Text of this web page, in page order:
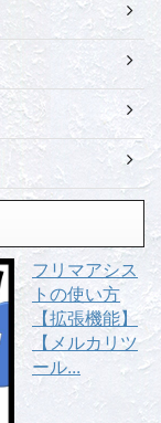
フリマアシス
トの使い方
【拡張機能】
【メルカリツ
ール...